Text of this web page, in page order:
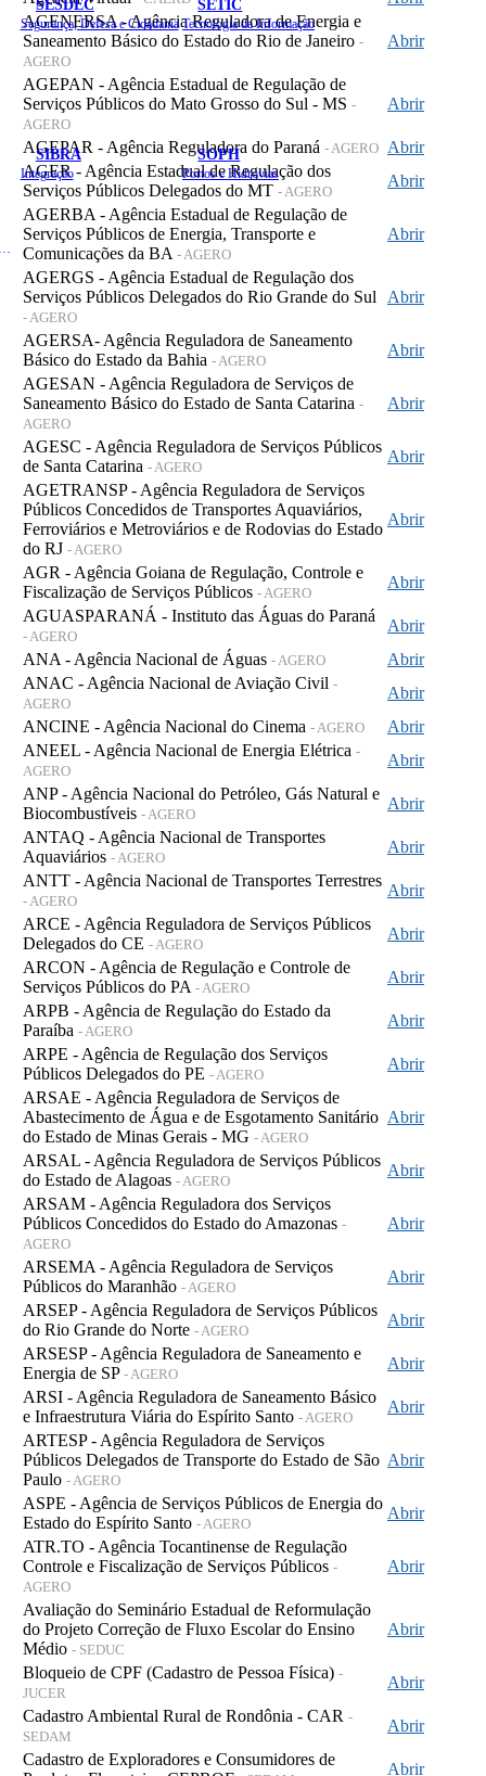
SESDEC
Segurança, Defesa e Cidadania
SETIC
Tecnologia da Informação
SIBRA
Integração
SOPH
Portos e Hidrovias
AGENERSA - Agência Reguladora de Energia e
Saneamento Básico do Estado do Rio de Janeiro -
AGERO
Abrir
AGEPAN - Agência Estadual de Regulação de
Serviços Públicos do Mato Grosso do Sul - MS -
AGERO
Abrir
AGEPAR - Agência Reguladora do Paraná - AGERO Abrir
AGER - Agência Estadual de Regulação dos
Serviços Públicos Delegados do MT - AGERO
Abrir
AGERBA - Agência Estadual de Regulação de
Serviços Públicos de Energia, Transporte e
Comunicações da BA - AGERO
Abrir
AGERGS - Agência Estadual de Regulação dos
Serviços Públicos Delegados do Rio Grande do Sul
- AGERO
Abrir
AGERSA- Agência Reguladora de Saneamento
Básico do Estado da Bahia - AGERO
Abrir
AGESAN - Agência Reguladora de Serviços de
Saneamento Básico do Estado de Santa Catarina -
AGERO
Abrir
AGESC - Agência Reguladora de Serviços Públicos
de Santa Catarina - AGERO
Abrir
AGETRANSP - Agência Reguladora de Serviços
Públicos Concedidos de Transportes Aquaviários,
Ferroviários e Metroviários e de Rodovias do Estado
do RJ - AGERO
Abrir
AGR - Agência Goiana de Regulação, Controle e
Fiscalização de Serviços Públicos - AGERO
Abrir
AGUASPARANÁ - Instituto das Águas do Paraná
- AGERO
Abrir
ANA - Agência Nacional de Águas - AGERO
Abrir
ANAC - Agência Nacional de Aviação Civil -
AGERO
Abrir
ANCINE - Agência Nacional do Cinema - AGERO
Abrir
ANEEL - Agência Nacional de Energia Elétrica -
AGERO
Abrir
ANP - Agência Nacional do Petróleo, Gás Natural e
Biocombustíveis - AGERO
Abrir
ANTAQ - Agência Nacional de Transportes
Aquaviários - AGERO
Abrir
ANTT - Agência Nacional de Transportes Terrestres
- AGERO
Abrir
ARCE - Agência Reguladora de Serviços Públicos
Delegados do CE - AGERO
Abrir
ARCON - Agência de Regulação e Controle de
Serviços Públicos do PA - AGERO
Abrir
ARPB - Agência de Regulação do Estado da
Paraíba - AGERO
Abrir
ARPE - Agência de Regulação dos Serviços
Públicos Delegados do PE - AGERO
Abrir
ARSAE - Agência Reguladora de Serviços de
Abastecimento de Água e de Esgotamento Sanitário
do Estado de Minas Gerais - MG - AGERO
Abrir
ARSAL - Agência Reguladora de Serviços Públicos
do Estado de Alagoas - AGERO
Abrir
ARSAM - Agência Reguladora dos Serviços
Públicos Concedidos do Estado do Amazonas -
AGERO
Abrir
ARSEMA - Agência Reguladora de Serviços
Públicos do Maranhão - AGERO
Abrir
ARSEP - Agência Reguladora de Serviços Públicos
do Rio Grande do Norte - AGERO
Abrir
ARSESP - Agência Reguladora de Saneamento e
Energia de SP - AGERO
Abrir
ARSI - Agência Reguladora de Saneamento Básico
e Infraestrutura Viária do Espírito Santo - AGERO
Abrir
ARTESP - Agência Reguladora de Serviços
Públicos Delegados de Transporte do Estado de São
Paulo - AGERO
Abrir
ASPE - Agência de Serviços Públicos de Energia do
Estado do Espírito Santo - AGERO
Abrir
ATR.TO - Agência Tocantinense de Regulação
Controle e Fiscalização de Serviços Públicos -
AGERO
Abrir
Avaliação do Seminário Estadual de Reformulação
do Projeto Correção de Fluxo Escolar do Ensino
Médio - SEDUC
Abrir
Bloqueio de CPF (Cadastro de Pessoa Física) -
JUCER
Abrir
Cadastro Ambiental Rural de Rondônia - CAR -
SEDAM
Abrir
Cadastro de Exploradores e Consumidores de
Abrir